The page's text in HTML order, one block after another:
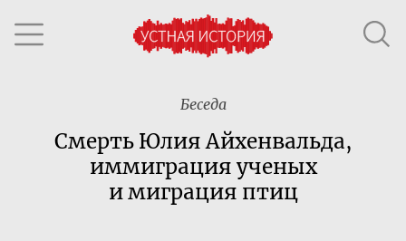
Беседа
Смерть Юлия Айхенвальда,
иммиграция ученых
и миграция птиц